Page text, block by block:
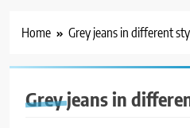
Home Grey jeans in different
Grey jeans in